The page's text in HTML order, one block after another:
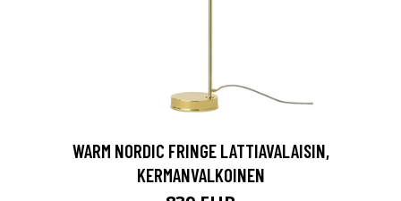
WARM NORDIC FRINGE LATTIAVALAISIN,
KERMANVALKOINEN